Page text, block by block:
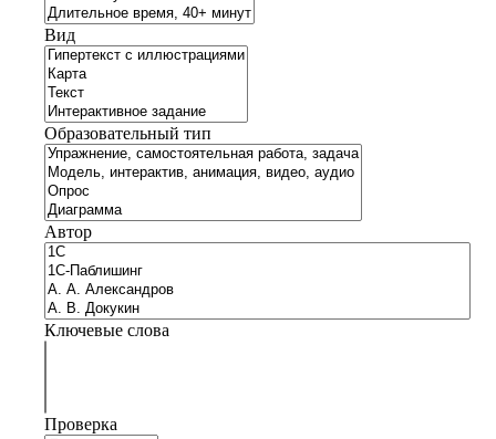
Вид
Образовательный тип
Автор
Ключевые слова
Проверка